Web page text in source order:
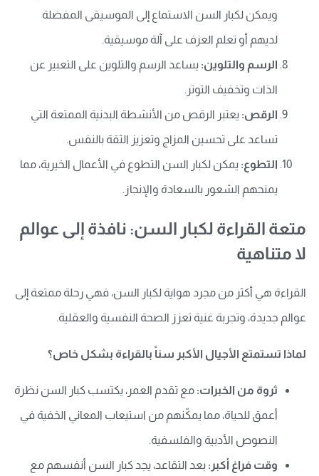
ويمكن لكبار السن الاستماع إلى الموسيقى المفضلة
لديهم أو تعلم العزف على آلة موسيقية.
الرسم والتلوين: يساعد الرسم والتلوين على التعبير عن
الذات وتخفيف التوتر.
الرقص: يعتبر الرقص من الأنشطة البدنية الممتعة التي
تساعد على تحسين المزاج وتعزيز الثقة بالنفس.
التطوع: يمكن لكبار السن التطوع في الأعمال الخيرية، مما
يمنحهم الشعور بالسعادة والإنجاز.
متعة القراءة لكبار السن: نافذة إلى عوالم
لا متناهية
القراءة هي أكثر من مجرد هواية لكبار السن، فهي رحلة ممتعة إلى
عوالم جديدة، وتجربة غنية تعزز الصحة النفسية والعقلية.
لماذا تستمتع الأجيال الأكبر سناً بالقراءة بشكل خاص؟
ثروة من الخبرات: مع تقدم العمر، يكتسب كبار السن نظرة
أعمق للحياة، مما يمكّنهم من استيعاب المعاني الخفية في
النصوص الأدبية والفلسفية.
وقت فراغ أكبر: بعد التقاعد، يجد كبار السن أنفسهم مع